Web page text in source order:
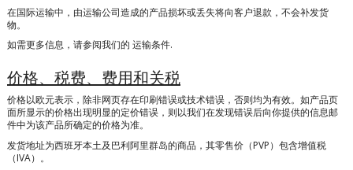
在国际运输中，由运输公司造成的产品损坏或丢失将向客户退款，不会补发货
物。
如需更多信息，请参阅我们的 运输条件.
价格、税费、费用和关税
价格以欧元表示，除非网页存在印刷错误或技术错误，否则均为有效。如产品页
面所显示的价格出现明显的定价错误，则以我们在发现错误后向你提供的信息邮
件中为该产品所确定的价格为准。
发货地址为西班牙本土及巴利阿里群岛的商品，其零售价（PVP）包含增值税
（IVA）。